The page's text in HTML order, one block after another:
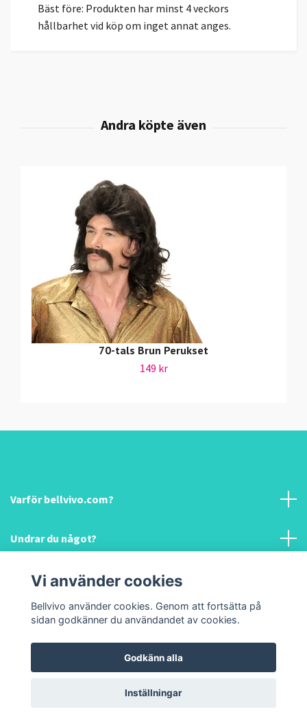
Bäst före: Produkten har minst 4 veckors
hållbarhet vid köp om inget annat anges.
70-tals Brun Perukset
149 kr
Varför bellvivo.com?
Undrar du något?
Information & hjälp!
Sociala medier
© 2026 Bellvivo.com
Vi använder cookies
Bellvivo använder cookies. Genom att fortsätta på
sidan godkänner du användandet av cookies.
Godkänn alla
Inställningar